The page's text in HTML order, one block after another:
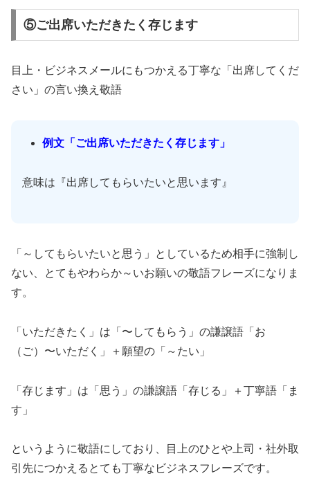
⑤ご出席いただきたく存じます
目上・ビジネスメールにもつかえる丁寧な「出席してくだ
さい」の言い換え敬語
例文「ご出席いただきたく存じます」
意味は『出席してもらいたいと思います』
「～してもらいたいと思う」としているため相手に強制し
ない、とてもやわらか～いお願いの敬語フレーズになりま
す。
「いただきたく」は「〜してもらう」の謙譲語「お
（ご）〜いただく」＋願望の「～たい」
「存じます」は「思う」の謙譲語「存じる」＋丁寧語「ま
す」
というように敬語にしており、目上のひとや上司・社外取
引先につかえるとても丁寧なビジネスフレーズです。